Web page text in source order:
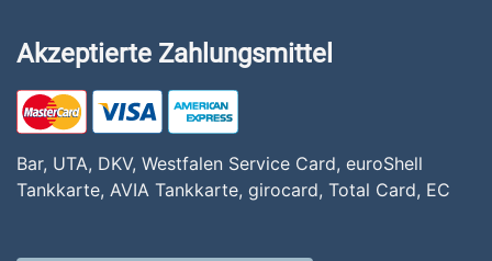
Akzeptierte Zahlungsmittel
Bar, UTA, DKV, Westfalen Service Card, euroShell
Tankkarte, AVIA Tankkarte, girocard, Total Card, EC